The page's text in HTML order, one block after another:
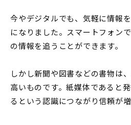
今やデジタルでも、気軽に情報
になりました。スマートフォン
の情報を追うことができます。
しかし新聞や図書などの書物は
高いものです。紙媒体であると
るという認識につながり信頼が増